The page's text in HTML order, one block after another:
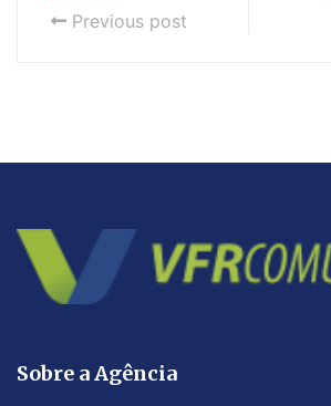
Previous post
Sobre a Agência